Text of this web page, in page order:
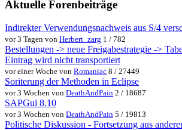
Aktuelle Forenbeiträge
Indirekter Verwendungsnachweis aus S/4
vor 3 Tagen von Herbert_zarg 1 / 782
Bestellungen -> neue Freigabestrategie ->
Eintrag wird nicht transportiert
vor einer Woche von Romaniac 8 / 27449
Soriterung der Methoden in Eclipse
vor 3 Wochen von DeathAndPain 2 / 18687
SAPGui 8.10
vor 3 Wochen von DeathAndPain 5 / 19813
Politische Diskussion - Fortsetzung aus